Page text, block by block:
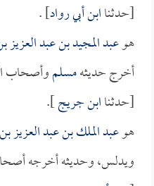
[حدثناابن أبي رواد] .
هوعبد المجيد بن عبد العزيز
أخرج حديثهمسلموأصحاب
[حدثناابن جريج].
هوعبد الملك بن عبد العزيز
ويدلس، وحديثه أخرجه